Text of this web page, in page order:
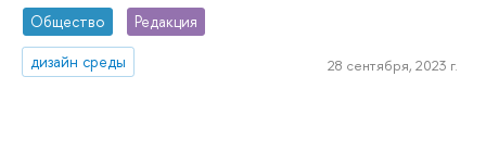
Общество
Редакция
дизайн среды
28 сентября, 2023 г.